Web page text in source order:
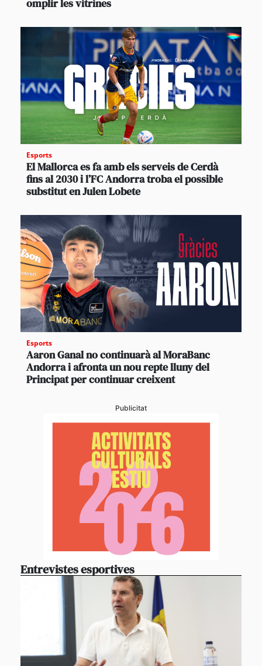
omplir les vitrines
Esports
El Mallorca es fa amb els serveis de Cerdà
fins al 2030 i l’FC Andorra troba el possible
substitut en Julen Lobete
Esports
Aaron Ganal no continuarà al MoraBanc
Andorra i afronta un nou repte lluny del
Principat per continuar creixent
Publicitat
Entrevistes esportives